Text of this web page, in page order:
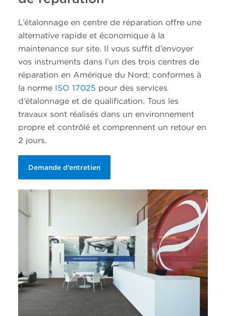
L’étalonnage en centre de réparation offre une
alternative rapide et économique à la
maintenance sur site. Il vous suffit d’envoyer
vos instruments dans l’un des trois centres de
réparation en Amérique du Nord; conformes à
la norme ISO 17025 pour des services
d’étalonnage et de qualification. Tous les
travaux sont réalisés dans un environnement
propre et contrôlé et comprennent un retour en
2 jours.
Demande d’entretien